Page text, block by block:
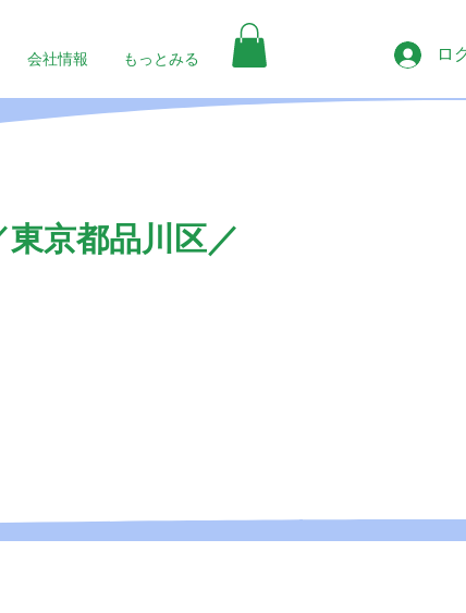
会社情報 もっとみる ロ
京都品川区／